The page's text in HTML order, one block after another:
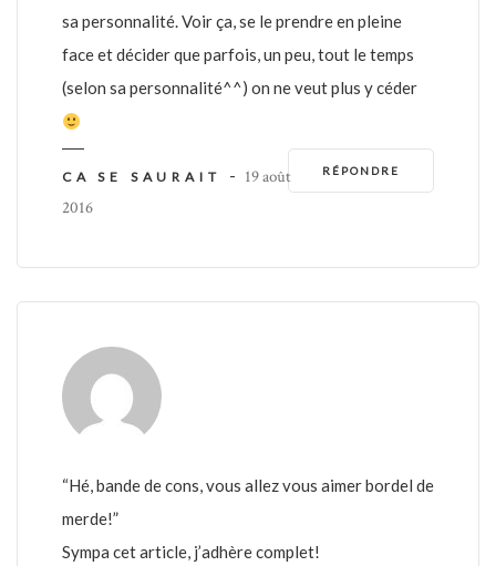
sa personnalité. Voir ça, se le prendre en pleine
face et décider que parfois, un peu, tout le temps
(selon sa personnalité^^) on ne veut plus y céder
RÉPONDRE
CA SE SAURAIT - 19 août
2016
“Hé, bande de cons, vous allez vous aimer bordel de
merde!”
Sympa cet article, j’adhère complet!